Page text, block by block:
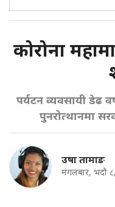
कोरोना
पर्यटन व्यवसायी डेढ
पुनरोत्थानमा
उषा तामाङ
मंगलबार, भदौ